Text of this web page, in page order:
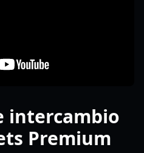
intercambio
Premium